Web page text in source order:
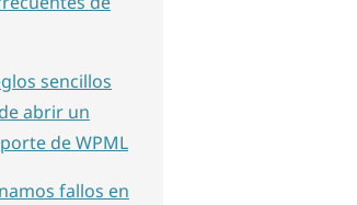
sencillos
abrir un
de WPML
fallos en